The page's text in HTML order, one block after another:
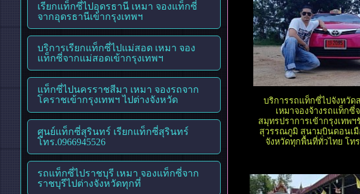
เรียกแท็กซี่ไปอุดรธานี เหมา จองแท็กซี่
จากอุดรธานีเข้ากรุงเทพฯ
บริการเรียกแท็กซี่ไปแม่สอด เหมา จอง
แท็กซี่จากแม่สอดเข้ากรุงเทพฯ
แท็กซี่ไปนครราชสีมา เหมา จองรถจาก
โคราชเข้ากรุงเทพฯ ไปต่างจังหวัด
ศูนย์แท็กซี่สุรินทร์ เรียกแท็กซี่สุรินทร์
โทร.0966945526
รถแท็กซี่ไปราชบุรี เหมา จองแท็กซี่จาก
ราชบุรีไปต่างจังหวัดทุกที่
บริการรถแท็กซี่ไปจังหวัด
เหมาจองจ้างรถแท็กซี่
สมุทรปราการเข้ากรุงเทพ
สุวรรณภูมิ สนามบินดอนเมื
จังหวัดทุกพื้นที่ทั่วไทย โทร